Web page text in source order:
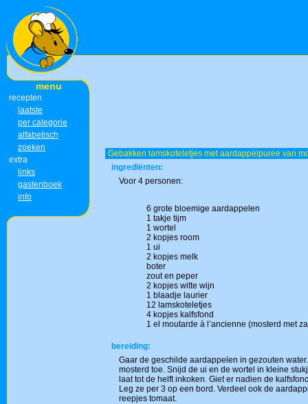
menu
recepten
laatste
per categorie
alfabetisch
zoeken
extra
links
gastenboek
info
Gebakken lamskoteletjes met aardappelpuree van
ingrediënten:
Voor 4 personen:
6 grote bloemige aardappelen
1 takje tijm
1 wortel
2 kopjes room
1 ui
2 kopjes melk
boter
zout en peper
2 kopjes witte wijn
1 blaadje laurier
12 lamskoteletjes
4 kopjes kalfsfond
1 el moutarde à l’ancienne (mosterd met
bereiding:
Gaar de geschilde aardappelen in gezouten
mosterd toe. Snijd de ui en de wortel in kleine
laat tot de helft inkoken. Giet er nadien de
Leg ze per 3 op een bord. Verdeel ook de
reepjes tomaat.